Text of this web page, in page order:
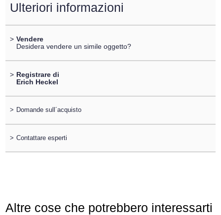
Ulteriori informazioni
> Vendere
Desidera vendere un simile oggetto?
> Registrare di
Erich Heckel
> Domande sull´acquisto
> Contattare esperti
Altre cose che potrebbero interessarti